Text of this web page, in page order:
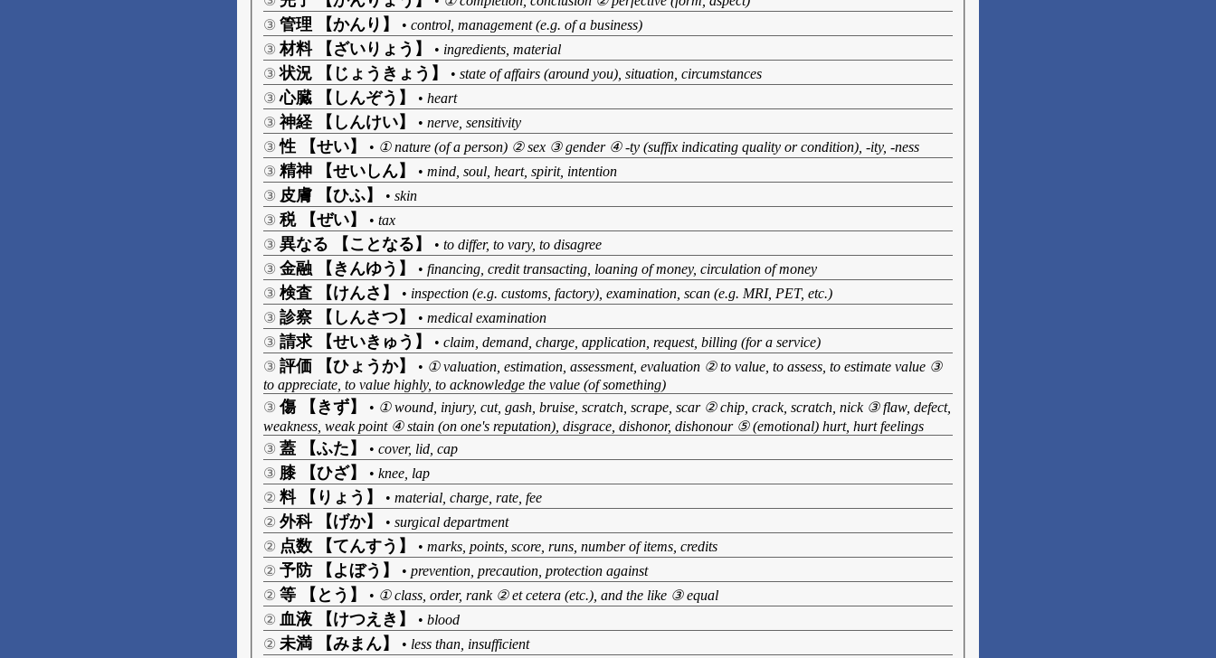
③ 管理 【かんり】 • control, management (e.g. of a business)
③ 材料 【ざいりょう】 • ingredients, material
③ 状況 【じょうきょう】 • state of affairs (around you), situation, circumstances
③ 心臓 【しんぞう】 • heart
③ 神経 【しんけい】 • nerve, sensitivity
③ 性 【せい】 • ① nature (of a person) ② sex ③ gender ④ -ty (suffix indicating quality or condition), -ity, -ness
③ 精神 【せいしん】 • mind, soul, heart, spirit, intention
③ 皮膚 【ひふ】 • skin
③ 税 【ぜい】 • tax
③ 異なる 【ことなる】 • to differ, to vary, to disagree
③ 金融 【きんゆう】 • financing, credit transacting, loaning of money, circulation of money
③ 検査 【けんさ】 • inspection (e.g. customs, factory), examination, scan (e.g. MRI, PET, etc.)
③ 診察 【しんさつ】 • medical examination
③ 請求 【せいきゅう】 • claim, demand, charge, application, request, billing (for a service)
③ 評価 【ひょうか】 • ① valuation, estimation, assessment, evaluation ② to value, to assess, to estimate value ③
to appreciate, to value highly, to acknowledge the value (of something)
③ 傷 【きず】 • ① wound, injury, cut, gash, bruise, scratch, scrape, scar ② chip, crack, scratch, nick ③ flaw, defect,
weakness, weak point ④ stain (on one's reputation), disgrace, dishonor, dishonour ⑤ (emotional) hurt, hurt feelings
③ 蓋 【ふた】 • cover, lid, cap
③ 膝 【ひざ】 • knee, lap
② 料 【りょう】 • material, charge, rate, fee
② 外科 【げか】 • surgical department
② 点数 【てんすう】 • marks, points, score, runs, number of items, credits
② 予防 【よぼう】 • prevention, precaution, protection against
② 等 【とう】 • ① class, order, rank ② et cetera (etc.), and the like ③ equal
② 血液 【けつえき】 • blood
② 未満 【みまん】 • less than, insufficient